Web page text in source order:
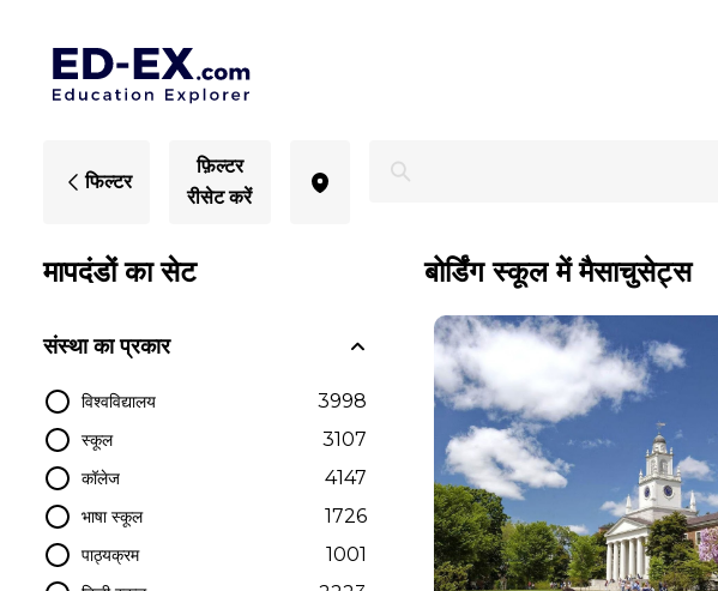
फिल्टर
फ़िल्टर
रीसेट करें
मापदंडों का सेट
संस्था का प्रकार
विश्वविद्यालय 3998
स्कूल 3107
कॉलेज 4147
भाषा स्कूल 1726
पाठ्यक्रम 1001
बोर्डिंग स्कूल में मैसाचुसेट्स